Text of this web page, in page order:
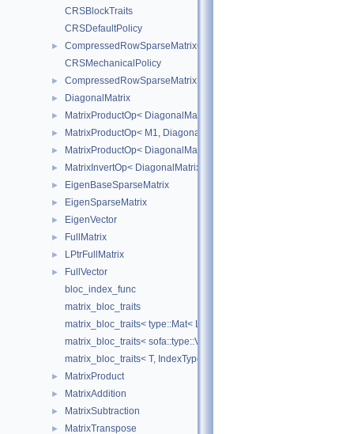
CRSBlockTraits
CRSDefaultPolicy
►
CompressedRowSparseMatrixGeneric
CRSMechanicalPolicy
► CompressedRowSparseMatrixMechanical
► DiagonalMatrix
► MatrixProductOp< DiagonalMatrix< R1 >, M2 >
► MatrixProductOp< M1, DiagonalMatrix< R2 > >
► MatrixProductOp< DiagonalMatrix< R1 >, DiagonalMatrix< R2 > >
► MatrixInvertOp< DiagonalMatrix< R1 > >
► EigenBaseSparseMatrix
► EigenSparseMatrix
► EigenVector
► FullMatrix
► LPtrFullMatrix
►
FullVector
bloc_index_func
matrix_bloc_traits
matrix_bloc_traits< type::Mat< L, C, real >, IndexType >
matrix_bloc_traits< sofa::type::Vec< N, T >, IndexType >
matrix_bloc_traits< T, IndexType >
► MatrixProduct
► MatrixAddition
► MatrixSubtraction
► MatrixTranspose